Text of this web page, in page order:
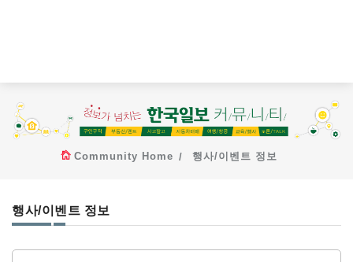
Community Home 행사/이벤트 정보
행사/이벤트 정보